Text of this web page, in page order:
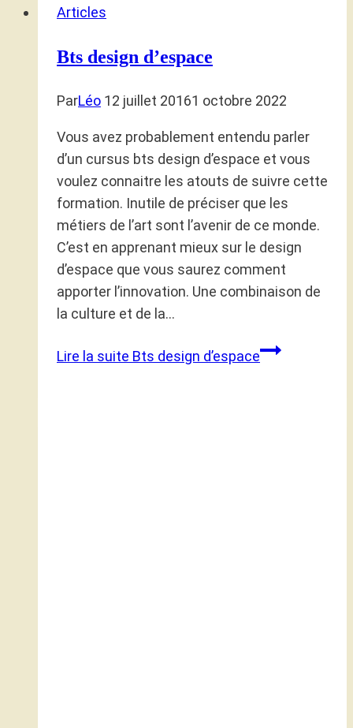
Articles
Bts design d’espace
ParLéo 12 juillet 20161 octobre 2022
Vous avez probablement entendu parler
d’un cursus bts design d’espace et vous
voulez connaitre les atouts de suivre cette
formation. Inutile de préciser que les
métiers de l’art sont l’avenir de ce monde.
C’est en apprenant mieux sur le design
d’espace que vous saurez comment
apporter l’innovation. Une combinaison de
la culture et de la…
Lire la suite Bts design d’espace